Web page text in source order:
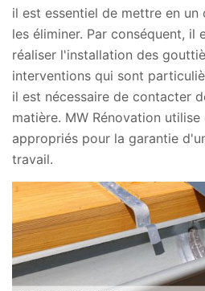
il est essentiel de mettre en
les éliminer. Par conséquent, il
réaliser l'installation des
interventions qui sont
il est nécessaire de contacter
matière. MW Rénovation
appropriés pour la garantie
travail.